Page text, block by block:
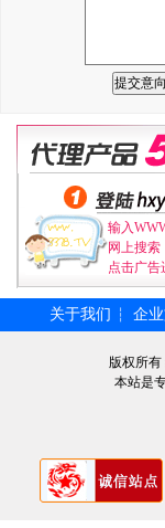
输入
网上搜索
点击广告
关于我们 ┆ 企
版权所有
本站是